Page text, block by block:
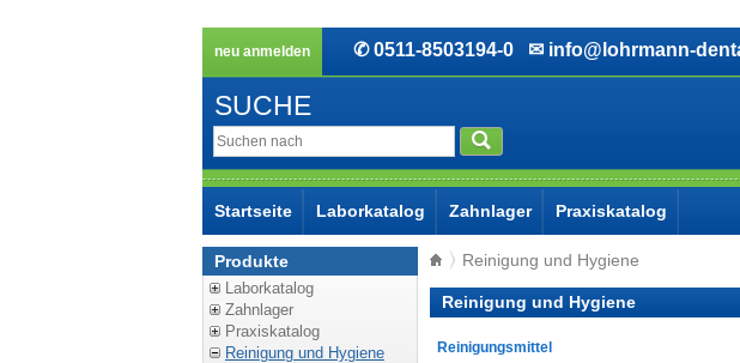
neu anmelden ✆ 0511-8503194-0 ✉ info@lohrmann-
SUCHE
Startseite Laborkatalog Zahnlager Praxiskatalog
Produkte
Laborkatalog
Zahnlager
Praxiskatalog
Reinigung und Hygiene
Reinigung und Hygiene
Reinigung und Hygiene
Reinigungsmittel